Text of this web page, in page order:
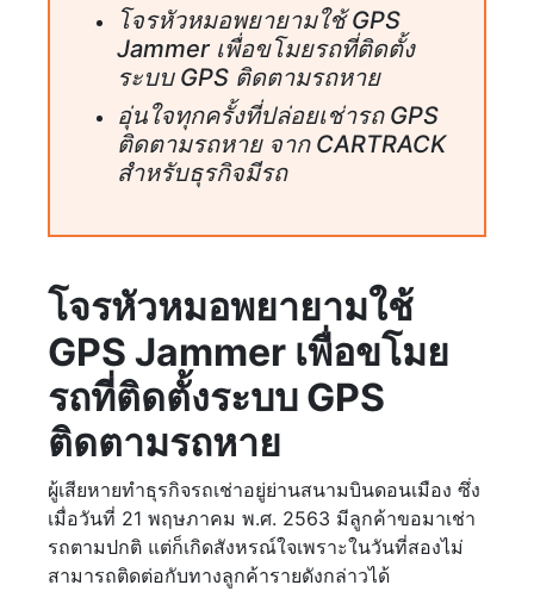
โจรหัวหมอพยายามใช้ GPS
Jammer เพื่อขโมยรถที่ติดตั้ง
ระบบ GPS ติดตามรถหาย
อุ่นใจทุกครั้งที่ปล่อยเช่ารถ GPS
ติดตามรถหาย จาก CARTRACK
สำหรับธุรกิจมีรถ
โจรหัวหมอพยายามใช้
GPS Jammer เพื่อขโมย
รถที่ติดตั้งระบบ GPS
ติดตามรถหาย
ผู้เสียหายทำธุรกิจรถเช่าอยู่ย่านสนามบินดอนเมือง ซึ่ง
เมื่อวันที่ 21 พฤษภาคม พ.ศ. 2563 มีลูกค้าขอมาเช่า
รถตามปกติ แต่ก็เกิดสังหรณ์ใจเพราะในวันที่สองไม่
สามารถติดต่อกับทางลูกค้ารายดังกล่าวได้